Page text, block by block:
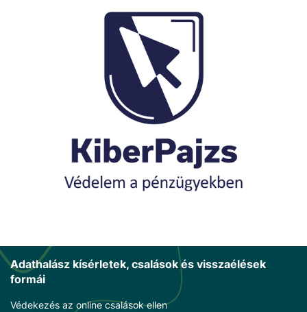
Adathalász kísérletek, csalások és visszaélések
formái
Védekezés az online csalások ellen